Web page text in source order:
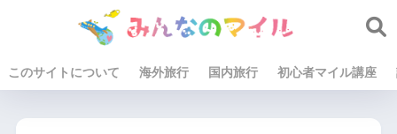
このサイトについて 海外旅行 国内旅行 初心者マイル講座